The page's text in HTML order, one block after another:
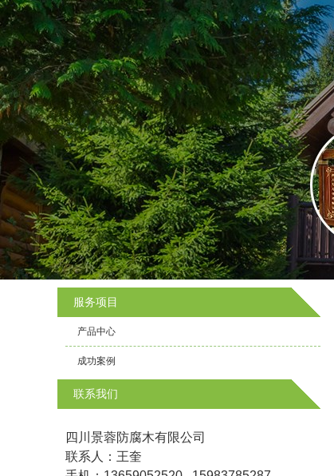
服务项目
产品中心
成功案例
联系我们
四川景蓉防腐木有限公司
联系人：王奎